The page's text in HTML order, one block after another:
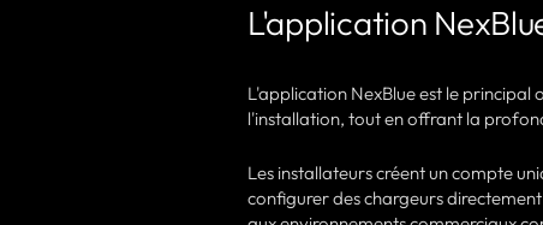
L'application
L'application NexBlue est le principal
l'installation, tout en offrant la
Les installateurs créent un compte
configurer des chargeurs